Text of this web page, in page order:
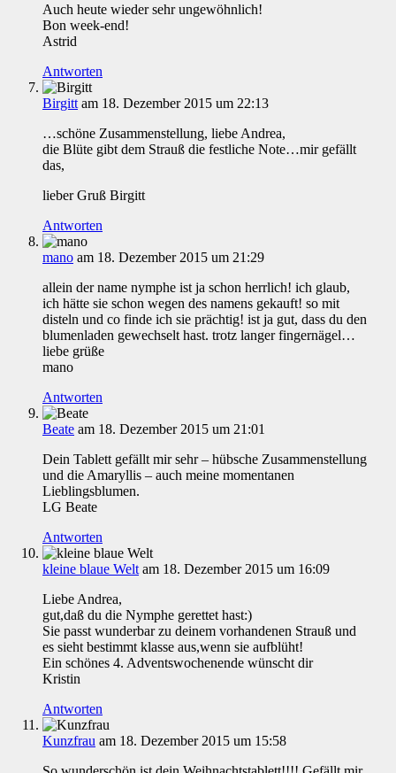
Auch heute wieder sehr ungewöhnlich!
Bon week-end!
Astrid
Antworten
Birgitt am 18. Dezember 2015 um 22:13
…schöne Zusammenstellung, liebe Andrea,
die Blüte gibt dem Strauß die festliche Note…mir gefällt
das,
lieber Gruß Birgitt
Antworten
mano am 18. Dezember 2015 um 21:29
allein der name nymphe ist ja schon herrlich! ich glaub,
ich hätte sie schon wegen des namens gekauft! so mit
disteln und co finde ich sie prächtig! ist ja gut, dass du den
blumenladen gewechselt hast. trotz langer fingernägel…
liebe grüße
mano
Antworten
Beate am 18. Dezember 2015 um 21:01
Dein Tablett gefällt mir sehr – hübsche Zusammenstellung
und die Amaryllis – auch meine momentanen
Lieblingsblumen.
LG Beate
Antworten
kleine blaue Welt am 18. Dezember 2015 um 16:09
Liebe Andrea,
gut,daß du die Nymphe gerettet hast:)
Sie passt wunderbar zu deinem vorhandenen Strauß und
es sieht bestimmt klasse aus,wenn sie aufblüht!
Ein schönes 4. Adventswochenende wünscht dir
Kristin
Antworten
Kunzfrau am 18. Dezember 2015 um 15:58